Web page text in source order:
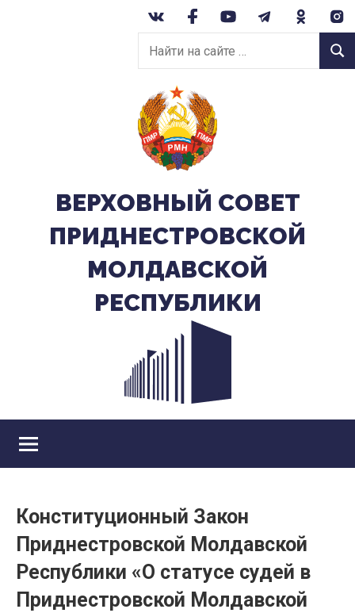
Найти
на
сайте:
ВЕРХОВНЫЙ CОВЕТ
ПРИДНЕСТРОВСКОЙ
МОЛДАВСКОЙ
РЕСПУБЛИКИ
Конституционный Закон
Приднестровской Молдавской
Республики «О статусе судей в
Приднестровской Молдавской